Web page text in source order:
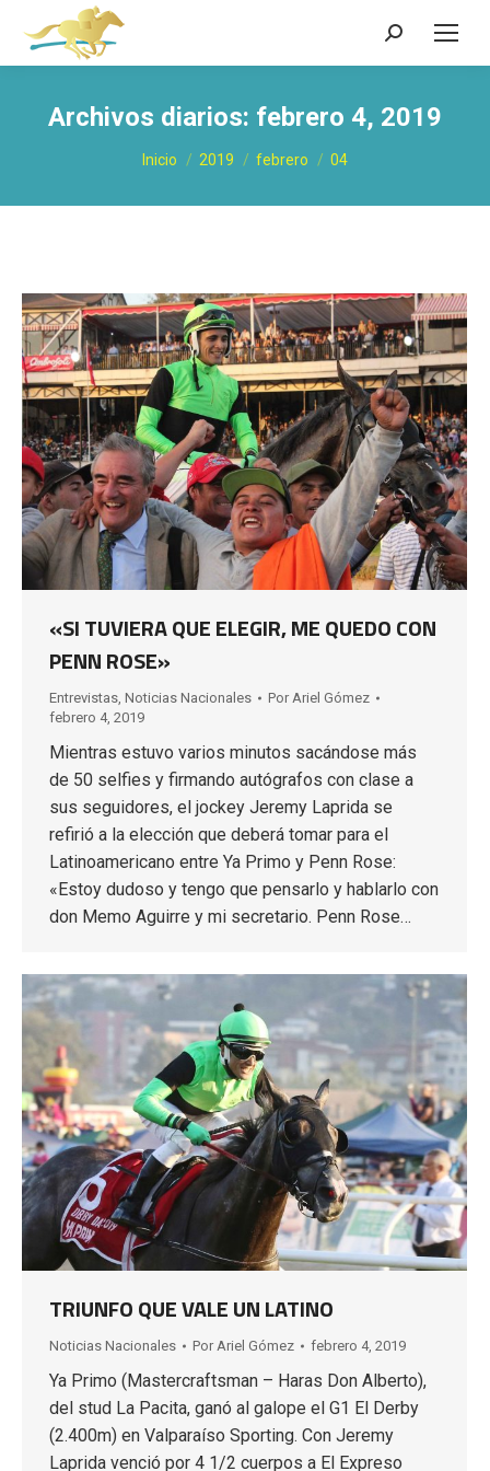
Buscar:
Archivos diarios: febrero 4, 2019
Estás aquí:
Inicio 2019 febrero 04
«SI TUVIERA QUE ELEGIR, ME QUEDO CON
PENN ROSE»
Entrevistas, Noticias Nacionales Por Ariel Gómez
febrero 4, 2019
Mientras estuvo varios minutos sacándose más
de 50 selfies y firmando autógrafos con clase a
sus seguidores, el jockey Jeremy Laprida se
refirió a la elección que deberá tomar para el
Latinoamericano entre Ya Primo y Penn Rose:
«Estoy dudoso y tengo que pensarlo y hablarlo con
don Memo Aguirre y mi secretario. Penn Rose…
TRIUNFO QUE VALE UN LATINO
Noticias Nacionales Por Ariel Gómez febrero 4, 2019
Ya Primo (Mastercraftsman – Haras Don Alberto),
del stud La Pacita, ganó al galope el G1 El Derby
(2.400m) en Valparaíso Sporting. Con Jeremy
Laprida venció por 4 1/2 cuerpos a El Expreso